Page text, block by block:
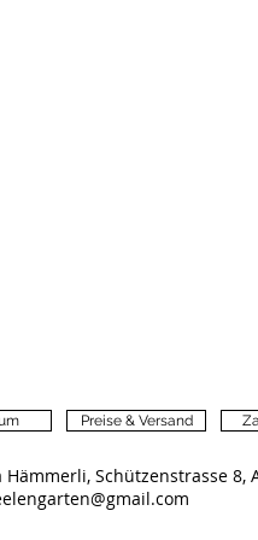
Preise & Versand
Hämmerli, Schützenstrasse 8,